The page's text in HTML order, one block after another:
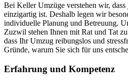
Bei Keller Umzüge verstehen wir,
einzigartig ist. Deshalb legen wir
individuelle Planung und Betreuung.
Zuzwil stehen Ihnen mit Rat und Tat
dass Ihr Umzug reibungslos und
Gründe, warum Sie sich für uns
Erfahrung und Kompetenz